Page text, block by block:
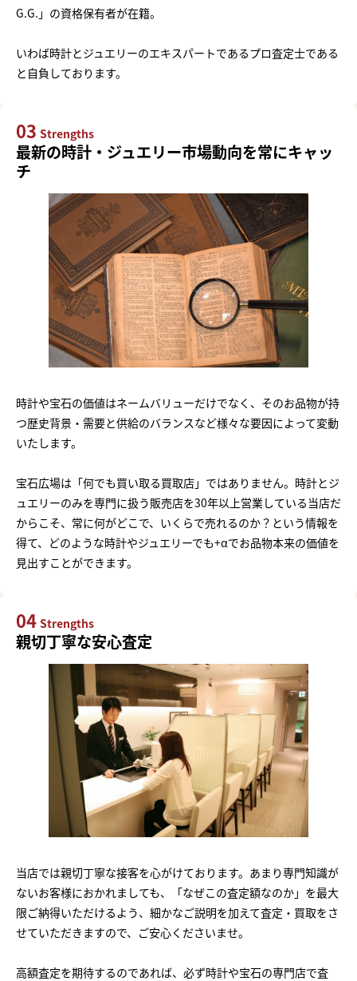
G.G.」の資格保有者が在籍。
いわば時計とジュエリーのエキスパートであるプロ査定士である
と自負しております。
03 Strengths
最新の時計・ジュエリー市場動向を常にキャッ
チ
時計や宝石の価値はネームバリューだけでなく、そのお品物が持
つ歴史背景・需要と供給のバランスなど様々な要因によって変動
いたします。
宝石広場は「何でも買い取る買取店」ではありません。時計とジ
ュエリーのみを専門に扱う販売店を30年以上営業している当店だ
からこそ、常に何がどこで、いくらで売れるのか？という情報を
得て、どのような時計やジュエリーでも+αでお品物本来の価値を
見出すことができます。
04 Strengths
親切丁寧な安心査定
当店では親切丁寧な接客を心がけております。あまり専門知識が
ないお客様におかれましても、「なぜこの査定額なのか」を最大
限ご納得いただけるよう、細かなご説明を加えて査定・買取をさ
せていただきますので、ご安心くださいませ。
高額査定を期待するのであれば、必ず時計や宝石の専門店で査